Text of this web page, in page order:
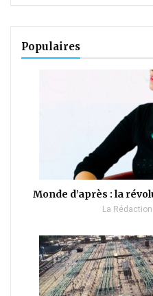
Populaires
Monde d’après : la
La Rédaction